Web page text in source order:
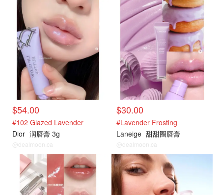
$54.00
#102 Glazed Lavender
Dior 润唇膏 3g
@dealmoon.ca
$30.00
#Lavender Frosting
Laneige 甜甜圈唇膏
@dealmoon.ca